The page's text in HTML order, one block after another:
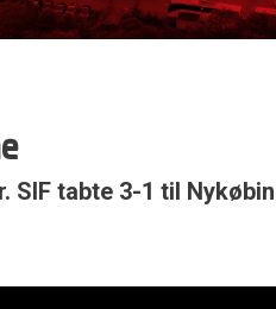
SIF tabte 3-1 til